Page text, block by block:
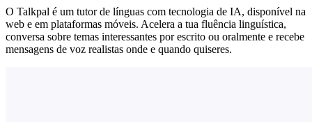
O Talkpal é um tutor de línguas com tecnologia de IA, disponível na
web e em plataformas móveis. Acelera a tua fluência linguística,
conversa sobre temas interessantes por escrito ou oralmente e recebe
mensagens de voz realistas onde e quando quiseres.